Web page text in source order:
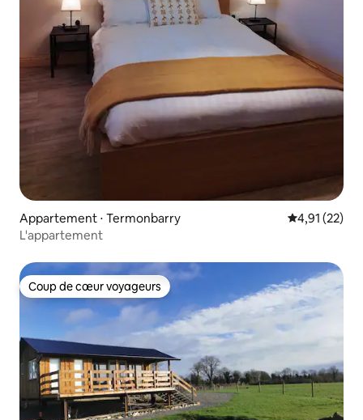
Appartement ⋅ Termonbarry Évaluation
4,91 (22)
L'appartement
Coup de cœur voyageurs
Coup de cœur voyageurs